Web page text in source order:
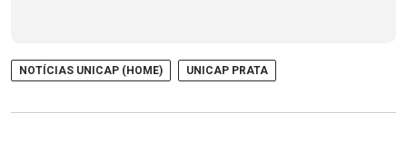
NOTÍCIAS UNICAP (HOME) UNICAP PRATA